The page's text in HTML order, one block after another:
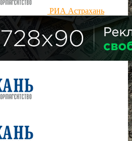
РИА Астрахань